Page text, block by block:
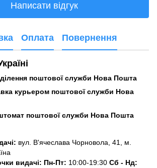
Написати відгук
Оплата Повернення
поштової служби Нова Пошта
курьером поштової служби Нова
поштової служби Нова Пошта
вул. В'ячеслава Чорновола, 41, м.
видачі: Пн-Пт: 10:00-19:30 Сб - Нд: